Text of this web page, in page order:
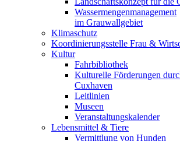
Wassermengenmanagement
im Grauwallgebiet
Klimaschutz
Koordinierungsstelle Frau &
Kultur
Fahrbibliothek
Kulturelle Förderungen
Cuxhaven
Leitlinien
Museen
Veranstaltungskalender
Lebensmittel & Tiere
Vermittlung von Hunden